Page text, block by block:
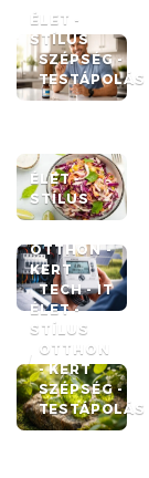
ÉLET -
STÍLUS
SZÉPSÉG -
TESTÁPOLÁS
ÉLET -
STÍLUS
OTTHON -
KERT
TECH - IT
ÉLET -
STÍLUS
OTTHON
- KERT
SZÉPSÉG -
TESTÁPOLÁS